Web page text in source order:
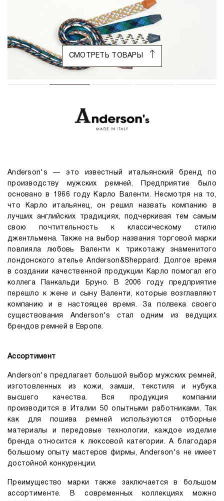
СМОТРЕТЬ ТОВАРЫ
Anderson's — это известный итальянский бренд по
производству мужских ремней. Предприятие было
основано в 1966 году Карло Валенти. Несмотря на то,
что Карло итальянец, он решил назвать компанию в
лучших английских традициях, подчеркивая тем самым
свою почтительность к классическому стилю
джентльмена. Также на выбор названия торговой марки
повлияла любовь Валенти к трикотажу знаменитого
лондонского ателье Anderson&Sheppard. Долгое время
в создании качественной продукции Карло помогал его
коллега Панкальди Бруно. В 2006 году предприятие
перешло к жене и сыну Валенти, которые возглавляют
компанию и в настоящее время. За полвека своего
существования Anderson's стал одним из ведущих
брендов ремней в Европе.
Ассортимент
Anderson's предлагает большой выбор мужских ремней,
изготовленных из кожи, замши, текстиля и нубука
высшего качества. Вся продукция компании
производится в Италии 50 опытными работниками. Так
как для пошива ремней используются отборные
материалы и передовые технологии, каждое изделие
бренда относится к люксовой категории. А благодаря
большому опыту мастеров фирмы, Anderson's не имеет
достойной конкуренции.
Преимущество марки также заключается в большом
ассортименте. В современных коллекциях можно